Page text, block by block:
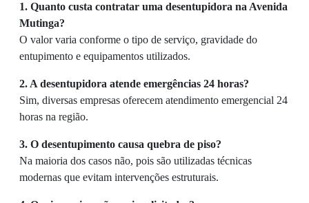
1. Quanto custa contratar uma desentupidora na Avenida
Mutinga?
O valor varia conforme o tipo de serviço, gravidade do
entupimento e equipamentos utilizados.
2. A desentupidora atende emergências 24 horas?
Sim, diversas empresas oferecem atendimento emergencial 24
horas na região.
3. O desentupimento causa quebra de piso?
Na maioria dos casos não, pois são utilizadas técnicas
modernas que evitam intervenções estruturais.